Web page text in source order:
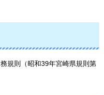
規則（昭和39年宮崎県規則第